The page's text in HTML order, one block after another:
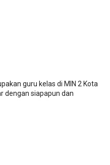
guru kelas di MIN 2 Kota
dengan siapapun dan